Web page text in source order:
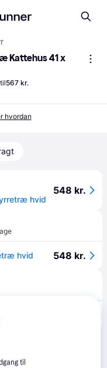
Kattehus 41 x
til567 kr.
hvordan
hvid
548 kr.
hvid 548 kr.
til